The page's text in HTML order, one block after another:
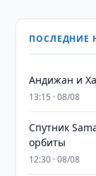
ПОСЛЕДНИЕ
Андижан и
13:15 · 08/08
Спутник
орбиты
12:30 · 08/08